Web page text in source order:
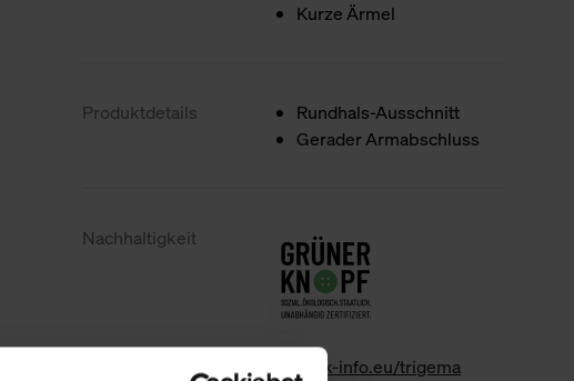
Kurze Ärmel
Produktdetails
Rundhals-Ausschnitt
Gerader Armabschluss
Nachhaltigkeit
www.gk-info.eu/trigema